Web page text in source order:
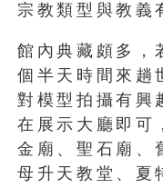
宗教類型與教義
館內典藏頗多，
個半天時間來趟
對模型拍攝有興
在展示大廳即可
金廟、聖石廟、
母升天教堂、夏